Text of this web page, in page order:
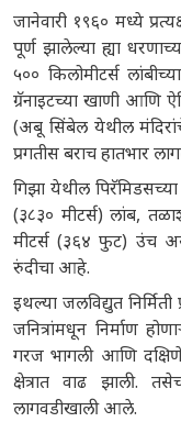
जानेवारी १९६० मध्ये
पूर्ण झालेल्या ह्या
५०० किलोमीटर्स
ग्रॅनाइटच्या खाणी आणि
(अबू सिंबेल येथील
प्रगतीस बराच हातभार
गिझा येथील
(३८३० मीटर्स) लांब,
मीटर्स (३६४ फुट) उंच
रुंदीचा आहे.
इथल्या जलविद्युत
जनित्रांमधून निर्माण
गरज भागली आणि
क्षेत्रात वाढ झाली.
लागवडीखाली आले.